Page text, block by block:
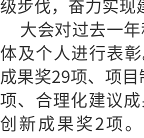
级步伐，奋力实
大会对过去一
体及个人进行表
成果奖29项、项
项、合理化建议
创新成果奖2项